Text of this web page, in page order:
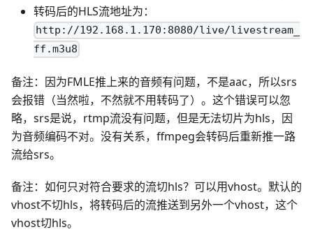
转码后的HLS流地址为：
http://192.168.1.170:8080/live/livestream_
ff.m3u8
备注：因为FMLE推上来的音频有问题，不是aac，所以srs
会报错（当然啦，不然就不用转码了）。这个错误可以忽
略，srs是说，rtmp流没有问题，但是无法切片为hls，因
为音频编码不对。没有关系，ffmpeg会转码后重新推一路
流给srs。
备注：如何只对符合要求的流切hls？可以用vhost。默认的
vhost不切hls，将转码后的流推送到另外一个vhost，这个
vhost切hls。